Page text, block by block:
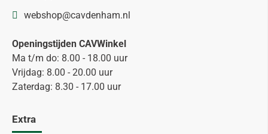
webshop@cavdenham.nl
Openingstijden CAVWinkel
Ma t/m do: 8.00 - 18.00 uur
Vrijdag: 8.00 - 20.00 uur
Zaterdag: 8.30 - 17.00 uur
Extra